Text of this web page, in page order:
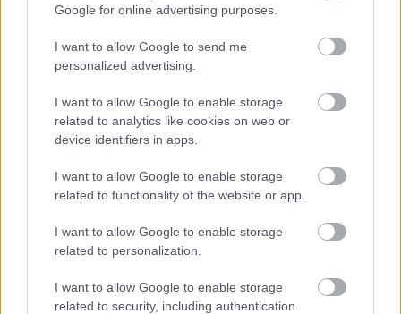
Google for online advertising purposes.
I want to allow Google to send me
personalized advertising.
I want to allow Google to enable storage
related to analytics like cookies on web or
device identifiers in apps.
I want to allow Google to enable storage
related to functionality of the website or app.
I want to allow Google to enable storage
related to personalization.
I want to allow Google to enable storage
related to security, including authentication
Σλοβενία συμφωνούν για τη διεύρυνση της
διεύρυνση της Ευρωπαϊκής Ένωσης στα Δυτικά
ένταξης στην ΕΕ της Ουκρανίας, Μολδαβίας και
Γεωργίας.
Τέλος, αναφερόμενη στις Ευρωεκλογές της 9ης
Ιουνίου, υποστήριξε ότι «πρέπει να πείσουμε
τους νέους να πάνε να ψηφίσουν για την
Ευρωπαϊκή Ένωση, καθώς αυτή αποτελεί το κοινό
ανάγκη λήψης μέτρων για την κλιματική αλλαγή.